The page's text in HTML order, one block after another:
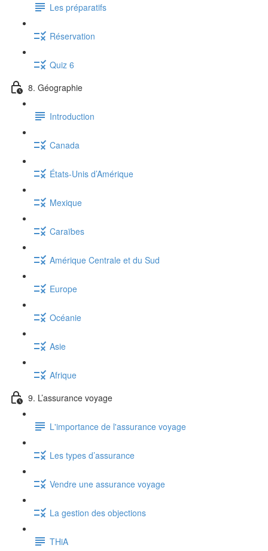
Les préparatifs
Réservation
Quiz 6
8. Géographie
Introduction
Canada
États-Unis d’Amérique
Mexique
Caraïbes
Amérique Centrale et du Sud
Europe
Océanie
Asie
Afrique
9. L’assurance voyage
L'importance de l'assurance voyage
Les types d’assurance
Vendre une assurance voyage
La gestion des objections
THiA